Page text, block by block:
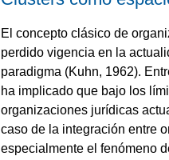
El concepto clásico de
perdido vigencia en la
paradigma (Kuhn, 1962).
ha implicado que bajo los
organizaciones jurídicas
caso de la integración entre
especialmente el fenómeno